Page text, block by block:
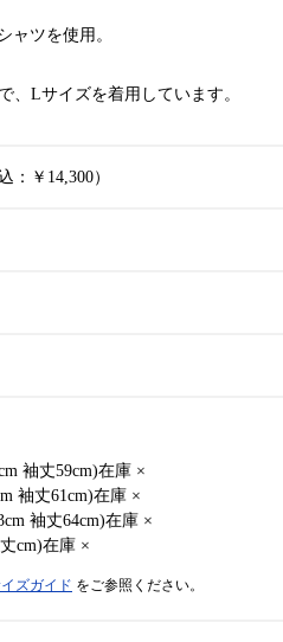
ャツを使用。
、Lサイズを着用しています。
：￥14,300）
袖丈59cm)在庫 ×
袖丈61cm)在庫 ×
袖丈64cm)在庫 ×
cm)在庫 ×
ズガイド をご参照ください。